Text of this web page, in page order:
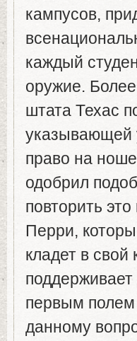
кампусов,
каждый
оружие.
штата Техас
указывающей
право на
одобрил
повторить
Перри,
кладет в свой
первым полем
данному